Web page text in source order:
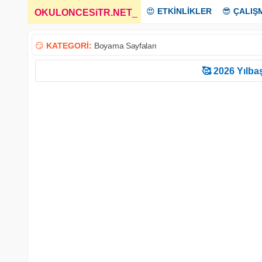
OKULONCESiTR.NET 😍 ETKİNLİKLER 😎
😏 KATEGORİ: Boyama Sayfaları
🥰 2026